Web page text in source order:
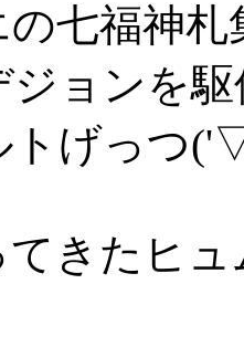
七福神札
ジョンを
トげっつ
てきたヒ